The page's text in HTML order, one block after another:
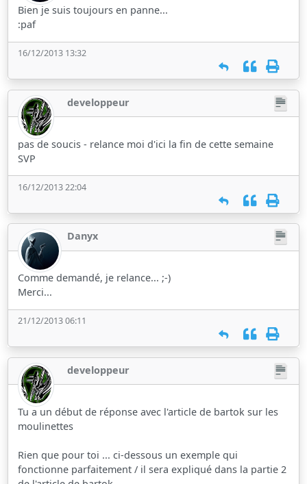
Bien je suis toujours en panne...
:paf
16/12/2013 13:32
developpeur
pas de soucis - relance moi d'ici la fin de cette semaine
SVP
16/12/2013 22:04
Danyx
Comme demandé, je relance... ;-)
Merci...
21/12/2013 06:11
developpeur
Tu a un début de réponse avec l'article de bartok sur les
moulinettes
Rien que pour toi ... ci-dessous un exemple qui
fonctionne parfaitement / il sera expliqué dans la partie 2